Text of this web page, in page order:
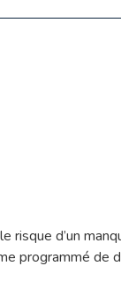
d’un
programmé